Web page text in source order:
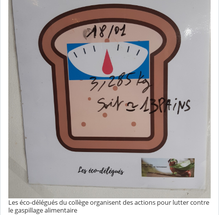
Les éco-délégués du collège organisent des actions pour lutter contre
le gaspillage alimentaire